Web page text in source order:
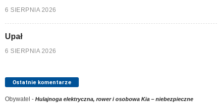
6 SIERPNIA 2026
Upał
6 SIERPNIA 2026
Ostatnie komentarze
Obywatel - Hulajnoga elektryczna, rower i osobowa Kia – niebezpieczne